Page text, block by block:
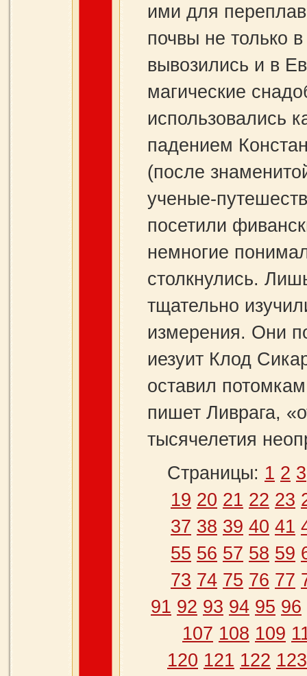
ими для
почвы не только
вывозились и в
магические
использовались
падением
(после
посетили
немногие
столкнулись.
тщательно
измерения. Они
иезуит Клод
оставил
пишет Ливрага,
тысячелетия
Страницы: 1 2 3
19 20 21 22 23
37 38 39 40 41
55 56 57 58 59
73 74 75 76 77
91 92 93 94 95 96
107 108 109
120 121 122 123